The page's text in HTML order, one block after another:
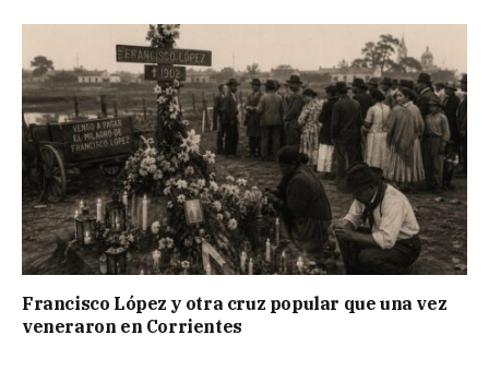
Francisco López y otra cruz popular que una vez
veneraron en Corrientes